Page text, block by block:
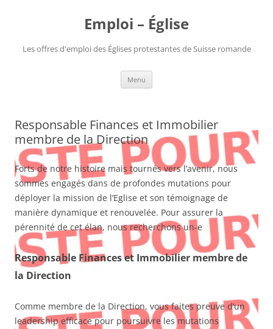
Emploi – Église
Les offres d'emploi des Églises protestantes de Suisse romande
Menu
Responsable Finances et Immobilier
membre de la Direction
Forts de notre histoire mais tournés vers l’avenir, nous
sommes engagés dans de profondes mutations pour
déployer la mission de l’Eglise et son témoignage de
manière dynamique et renouvelée. Pour assurer la
pérennité de cet élan, nous recherchons un-e
Responsable Finances et Immobilier membre de
la Direction
Comme membre de la Direction, vous faites preuve d’un
leadership efficace pour poursuivre les mutations